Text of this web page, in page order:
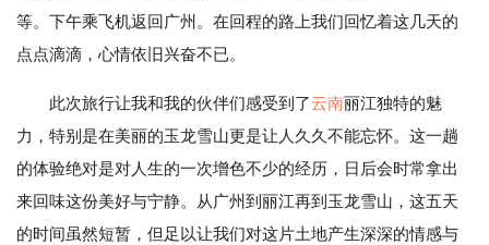
等。下午乘飞机返回广州。在回程的路上我们回忆着这几天的
点点滴滴，心情依旧兴奋不已。
此次旅行让我和我的伙伴们感受到了云南丽江独特的魅
力，特别是在美丽的玉龙雪山更是让人久久不能忘怀。这一趟
的体验绝对是对人生的一次增色不少的经历，日后会时常拿出
来回味这份美好与宁静。从广州到丽江再到玉龙雪山，这五天
的时间虽然短暂，但足以让我们对这片土地产生深深的情感与